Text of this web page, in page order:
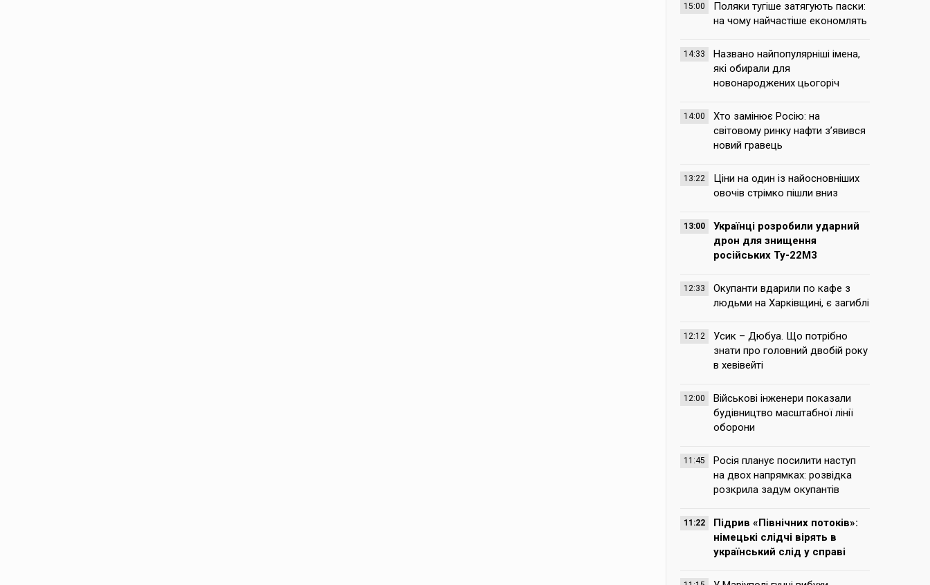
15:00
Поляки тугіше затягують паски:
на чому найчастіше економлять
14:33
Названо найпопулярніші імена,
які обирали для
новонароджених цьогоріч
14:00
Хто замінює Росію: на
світовому ринку нафти з’явився
новий гравець
13:22
Ціни на один із найосновніших
овочів стрімко пішли вниз
13:00
Українці розробили ударний
дрон для знищення
російських Ту-22М3
12:33
Окупанти вдарили по кафе з
людьми на Харківщині, є загиблі
12:12
Усик – Дюбуа. Що потрібно
знати про головний двобій року
в хевівейті
12:00
Військові інженери показали
будівництво масштабної лінії
оборони
11:45
Росія планує посилити наступ
на двох напрямках: розвідка
розкрила задум окупантів
11:22
Підрив «Північних потоків»:
німецькі слідчі вірять в
український слід у справі